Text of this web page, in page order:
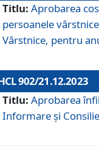
Titlu: Aprobarea
persoanele
Vârstnice, pentru
902/21.12.2023
Titlu: Aprobarea
Informare și